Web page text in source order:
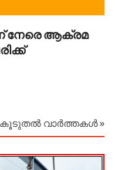
നേരെ ആക്രമ
കൂടുതൽ വാർത്തകൾ »